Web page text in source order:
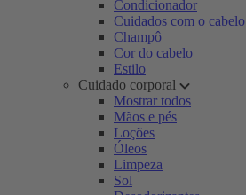
Condicionador
Cuidados com o cabelo
Champô
Cor do cabelo
Estilo
Cuidado corporal
Mostrar todos
Mãos e pés
Loções
Óleos
Limpeza
Sol